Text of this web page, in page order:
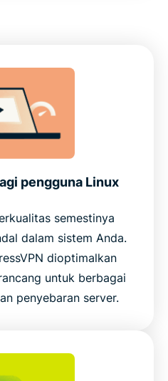
pengguna Linux
semestinya
dalam sistem Anda.
dioptimalkan
untuk berbagai
penyebaran server.